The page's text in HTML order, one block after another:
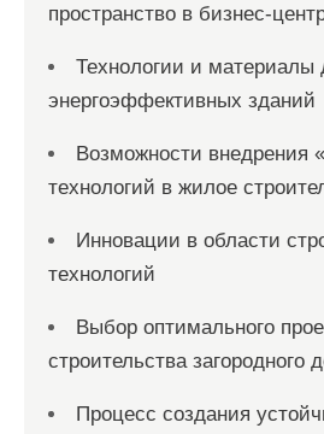
пространство в бизнес-
Технологии и материалы
энергоэффективных зданий
Возможности внедрения
технологий в жилое
Инновации в области
технологий
Выбор оптимального
строительства загородного
Процесс создания